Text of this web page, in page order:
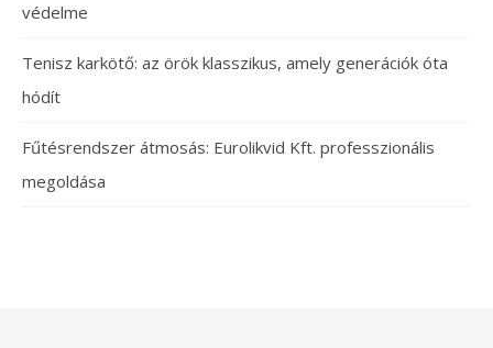
védelme
Tenisz karkötő: az örök klasszikus, amely generációk óta
hódít
Fűtésrendszer átmosás: Eurolikvid Kft. professzionális
megoldása